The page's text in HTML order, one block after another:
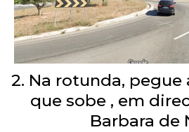
2. Na rotunda, pegue
que sobe , em
Barbara de